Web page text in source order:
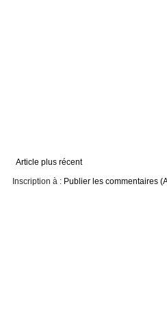
Article plus récent
Inscription à : Publier les commentaires